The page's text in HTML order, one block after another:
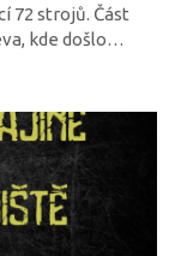
72 strojů. Část
kde došlo…